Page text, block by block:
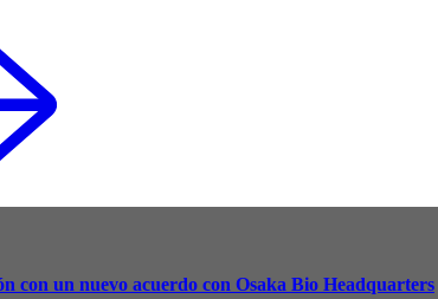
con un nuevo acuerdo con Osaka Bio Headquarters